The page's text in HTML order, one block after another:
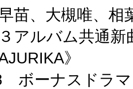
苗、大槻唯、相
アルバム共通新
》
ボーナスドラ